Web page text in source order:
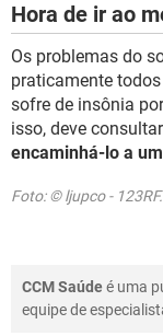
Hora de ir ao
Os problemas do
praticamente
sofre de insônia
isso, deve
encaminhá-lo a
Foto: © ljupco -
CCM Saúdeé uma
equipe de